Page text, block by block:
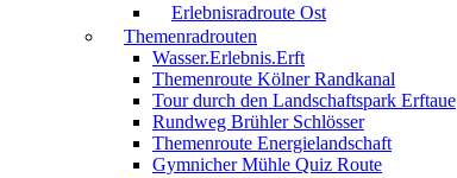
Erlebnisradroute Ost
Themenradrouten
Wasser.Erlebnis.Erft
Themenroute Kölner Randkanal
Tour durch den Landschaftspark Erftaue
Rundweg Brühler Schlösser
Themenroute Energielandschaft
Gymnicher Mühle Quiz Route